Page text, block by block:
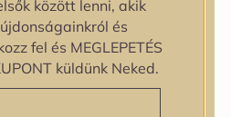
között lenni, akik
és
fel és MEGLEPETÉS
küldünk Neked.